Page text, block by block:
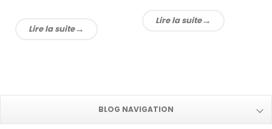
Lire la suite
Lire la suite
BLOG NAVIGATION